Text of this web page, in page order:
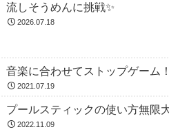
流しそうめんに挑戦✨
2026.07.18
音楽に合わせてストップゲーム！
2021.07.19
プールスティックの使い方無限
2022.11.09